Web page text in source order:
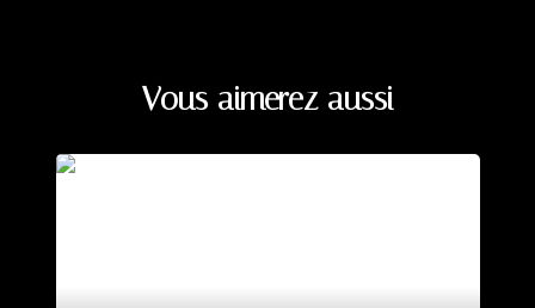
Vous aimerez aussi